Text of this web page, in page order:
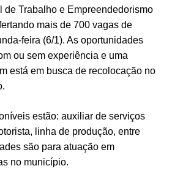
de Trabalho e Empreendedorismo
mais de 700 vagas de
feira (6/1). As oportunidades
ou sem experiência e uma
está em busca de recolocação no
estão: auxiliar de serviços
linha de produção, entre
são para atuação em
no município.